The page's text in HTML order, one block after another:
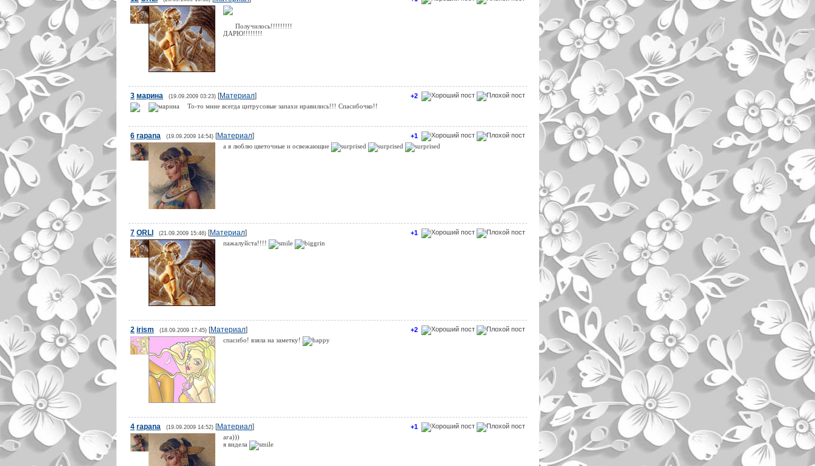
Получилось!!!!!!!!!
ДАРЮ!!!!!!!!
+2
3 марина (19.09.2009 03:23) [Материал]
То-то мнне всегда цитрусовые запахи нравились!!! Спасибочко!!
+1
6 rapana (19.09.2009 14:54) [Материал]
а я люблю цветочные и освежающие
+1
7 ORLI (21.09.2009 15:46) [Материал]
пажалуйста!!!!
+2
2 irism (18.09.2009 17:45) [Материал]
спасибо! взяла на заметку!
+1
4 rapana (19.09.2009 14:52) [Материал]
ага)))
я видела